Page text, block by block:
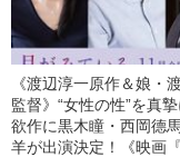
《渡辺淳一原作＆娘・
監督》“女性の性”を真
欲作に黒木瞳・西岡德
羊が出演決定！《映画